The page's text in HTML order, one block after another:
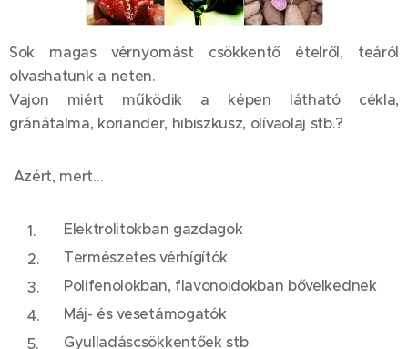
Sok magas vérnyomást csökkentő ételről, teáról
olvashatunk a neten.
Vajon miért működik a képen látható cékla,
gránátalma, koriander, hibiszkusz, olívaolaj stb.?
Azért, mert...
Elektrolitokban gazdagok
Természetes vérhígítók
Polifenolokban, flavonoidokban bővelkednek
Máj- és vesetámogatók
Gyulladáscsökkentőek stb